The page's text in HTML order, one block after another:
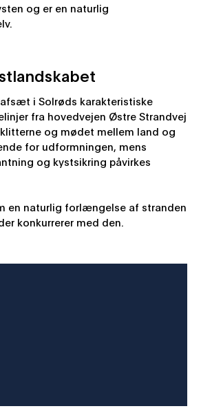
og er en naturlig
i Solrøds karakteristiske
fra hovedvejen Østre Strandvej
og mødet mellem land og
for udformningen, mens
og kystsikring påvirkes
en naturlig forlængelse af stranden
konkurrerer med den.